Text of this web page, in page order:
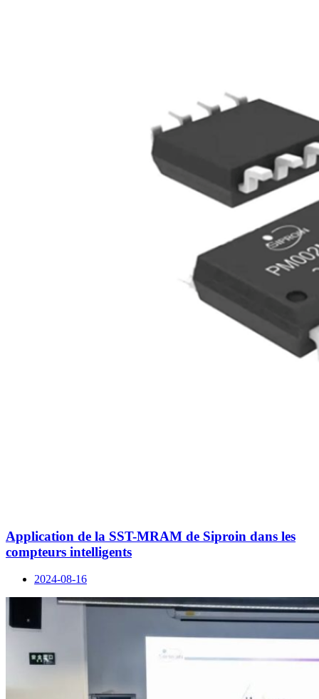
Application de la SST-MRAM de Siproin dans les
compteurs intelligents
2024-08-16